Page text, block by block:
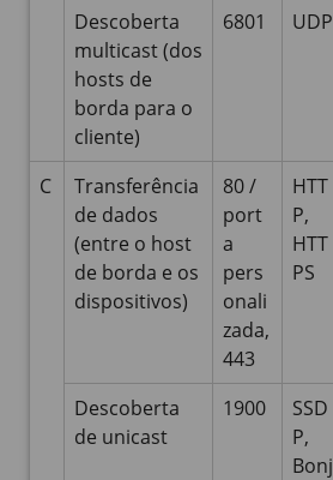
Descoberta
multicast (dos
hosts de
borda para o
cliente)
6801 UDP
C
Transferência
de dados
(entre o host
de borda e os
dispositivos)
80 /
port
a
pers
onali
zada,
443
HTT
P,
HTT
PS
Descoberta
de unicast
1900
SSD
P,
Bonj